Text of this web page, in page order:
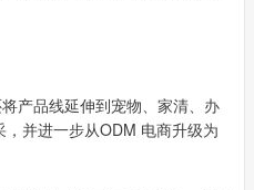
产品线延伸到宠物、家清、办
并进一步从ODM 电商升级为